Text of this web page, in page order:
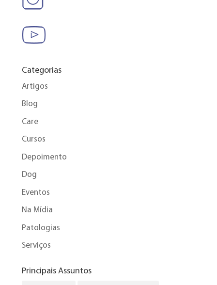
Categorias
Artigos
Blog
Care
Cursos
Depoimento
Dog
Eventos
Na Mídia
Patologias
Serviços
Principais Assuntos